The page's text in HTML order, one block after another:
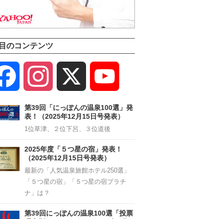
のコンテンツ
Facebook Instagram
Channel
第39回「にっぽんの温泉100選」発
表！（2025年12月15日号発表）
1位草津、２位下呂、３位道後
2025年度「５つ星の宿」発表！
（2025年12月15日号発表）
最新の「人気温泉旅館ホテル250選」
「５つ星の宿」「５つ星の宿プラチ
ナ」は？
第39回にっぽんの温泉100選「投票